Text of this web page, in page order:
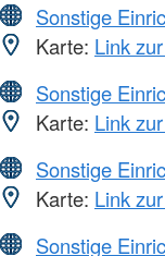
Sonstige
Karte: Link
Sonstige
Karte: Link
Sonstige
Karte: Link
Sonstige